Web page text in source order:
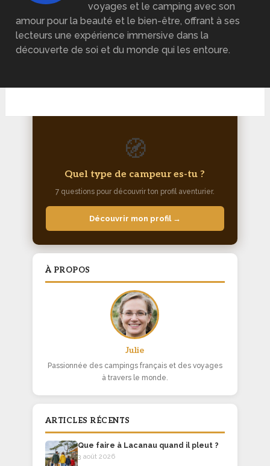
voyages et le camping avec son
amour pour la beauté et le bien-être, offrant à ses
lecteurs une expérience immersive dans la
découverte de soi et du monde qui les entoure.
🧭
Quel type de campeur es-tu ?
7 questions pour découvrir ton profil aventurier.
Découvrir mon profil →
À PROPOS
Julie
Passionnée des campings français et des voyages
à travers le monde.
ARTICLES RÉCENTS
Que faire à Lacanau quand il pleut ?
3 août 2026